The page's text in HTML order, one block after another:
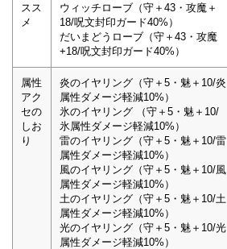
スス
メ
ウィッチローブ（守＋43・攻魔＋
18/呪文封印ガード40%）
だいまどうローブ（守＋43・攻魔
+18/呪文封印ガード40%）
属性
アク
セの
しお
り
炎のイヤリング（守＋5・魅＋10/炎
属性ダメージ軽減10%）
氷のイヤリング （守＋5・魅＋10/
氷属性ダメージ軽減10%）
雷のイヤリング（守＋5・魅＋10/雷
属性ダメージ軽減10%）
風のイヤリング（守＋5・魅＋10/風
属性ダメージ軽減10%）
土のイヤリング（守＋5・魅＋10/土
属性ダメージ軽減10%）
光のイヤリング（守＋5・魅＋10/光
属性ダメージ軽減10%）